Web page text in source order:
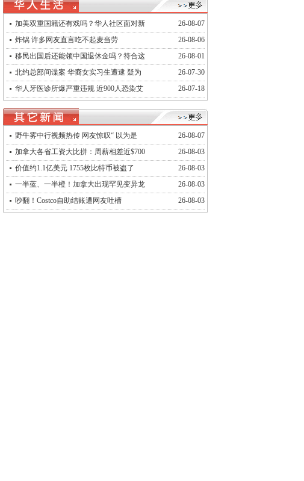
加美双重国籍还有戏吗？华人社区面对新
26-08-07
炸锅 许多网友直言吃不起麦当劳
26-08-06
移民出国后还能领中国退休金吗？符合这
26-08-01
北约总部间谍案 华裔女实习生遭逮 疑为
26-07-30
华人牙医诊所爆严重违规 近900人恐染艾
26-07-18
野牛雾中行视频热传 网友惊叹“ 以为是
26-08-07
加拿大各省工资大比拼：周薪相差近$700
26-08-03
价值约1.1亿美元 1755枚比特币被盗了
26-08-03
一半蓝、一半橙！加拿大出现罕见变异龙
26-08-03
吵翻！Costco自助结账遭网友吐槽
26-08-03